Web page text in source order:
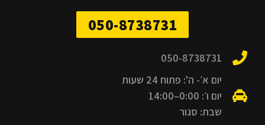
050-8738731
050-8738731
יום א׳- ה': פתוח 24 שעות
יום ו׳: 0:00–14:00
שבת: סגור